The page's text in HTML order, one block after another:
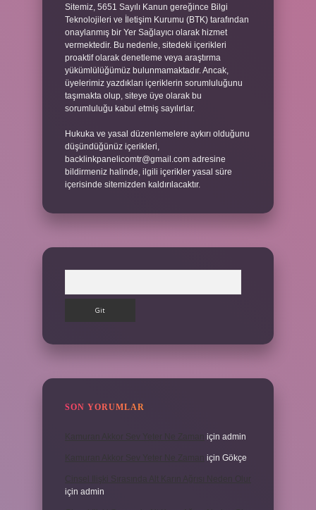
Sitemiz, 5651 Sayılı Kanun gereğince Bilgi
Teknolojileri ve İletişim Kurumu (BTK) tarafından
onaylanmış bir Yer Sağlayıcı olarak hizmet
vermektedir. Bu nedenle, sitedeki içerikleri
proaktif olarak denetleme veya araştırma
yükümlülüğümüz bulunmamaktadır. Ancak,
üyelerimiz yazdıkları içeriklerin sorumluluğunu
taşımakta olup, siteye üye olarak bu
sorumluluğu kabul etmiş sayılırlar.
Hukuka ve yasal düzenlemelere aykırı olduğunu
düşündüğünüz içerikleri,
backlinkpanelicomtr@gmail.com adresine
bildirmeniz halinde, ilgili içerikler yasal süre
içerisinde sitemizden kaldırılacaktır.
SON YORUMLAR
için admin
için Gökçe
için admin